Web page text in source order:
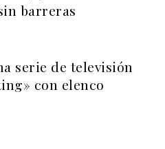
barreras
serie de televisión
con elenco